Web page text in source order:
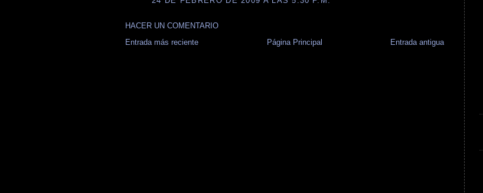
HACER UN COMENTARIO
Entrada más reciente
Entrada antigua
Página Principal